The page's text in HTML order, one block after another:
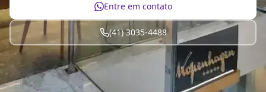
Entre em contato
(41) 3035-4488